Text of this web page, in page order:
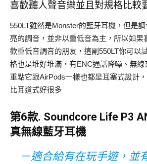
喜歡聽人聲音樂並且對規格比較
550LT雖然是Monster的藍牙耳機，但是
亮的調音，並非以重低音為主，所以如果
歡重低音調音的朋友，這副550LT你可以
格也是堆好堆滿，有ENC通話降噪、無線
重點它跟AirPods一樣也都是耳塞式設計
比耳道式好很多
第6款. Soundcore Life P3
真無線藍牙耳機
－適合給有在玩手遊，並